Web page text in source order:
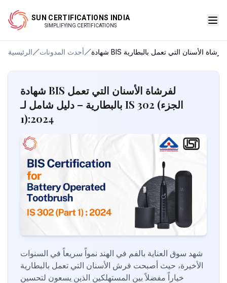
SUN CERTIFICATIONS INDIA
SIMPLIFYING CERTIFICATIONS
الرئيسية أحدث المدونات
شهادة BIS لفرشاة الأسنان التي تعمل
بالبطارية – دليل شامل لـ IS 302 (الجزء
1):2024
شهد سوق العناية بالفم في الهند نمواً سريعاً في السنوات
الأخيرة، حيث أصبحت فرش الأسنان التي تعمل بالبطارية
خياراً مفضلاً بين المستهلكين الذين يسعون لتحسين